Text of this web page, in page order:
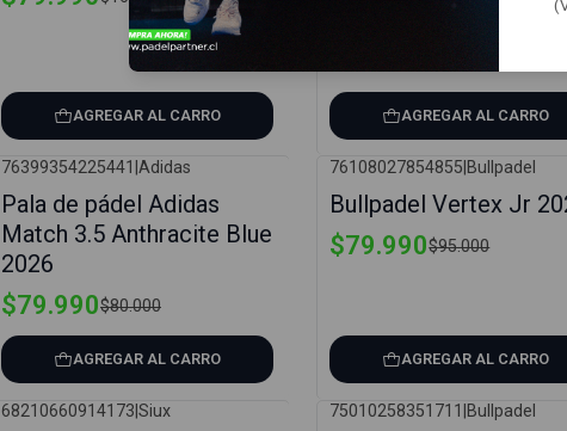
AGREGAR AL CARRO AGREGAR AL CARRO
76399354225441 Adidas
Pala de pádel Adidas
Match 3.5 Anthracite Blue
2026
$79.990$80.000
AGREGAR AL CARRO
76108027854855 Bullpadel
Bullpadel Vertex Jr
$79.990$95.000
AGREGAR AL CARRO
68210660914173 Siux 75010258351711 Bullpadel